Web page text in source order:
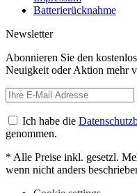
Batterierücknahme
Newsletter
Abonnieren Sie den
Neuigkeit oder Aktion mehr
Ich habe die
genommen.
* Alle Preise inkl. gesetzl.
wenn nicht anders